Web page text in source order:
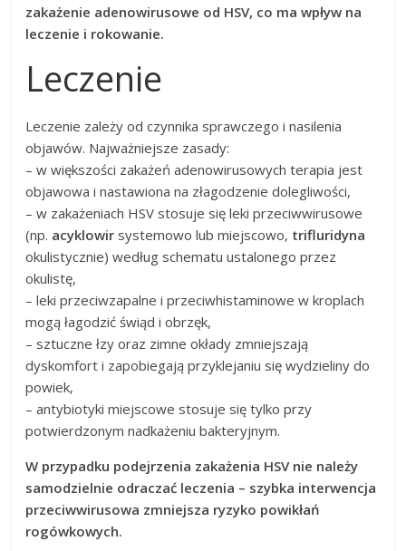
zakażenie adenowirusowe od HSV, co ma wpływ na
leczenie i rokowanie.
Leczenie
Leczenie zależy od czynnika sprawczego i nasilenia
objawów. Najważniejsze zasady:
– w większości zakażeń adenowirusowych terapia jest
objawowa i nastawiona na złagodzenie dolegliwości,
– w zakażeniach HSV stosuje się leki przeciwwirusowe
(np. acyklowir systemowo lub miejscowo, trifluridyna
okulistycznie) według schematu ustalonego przez
okulistę,
– leki przeciwzapalne i przeciwhistaminowe w kroplach
mogą łagodzić świąd i obrzęk,
– sztuczne łzy oraz zimne okłady zmniejszają
dyskomfort i zapobiegają przyklejaniu się wydzieliny do
powiek,
– antybiotyki miejscowe stosuje się tylko przy
potwierdzonym nadkażeniu bakteryjnym.
W przypadku podejrzenia zakażenia HSV nie należy
samodzielnie odraczać leczenia – szybka interwencja
przeciwwirusowa zmniejsza ryzyko powikłań
rogówkowych.